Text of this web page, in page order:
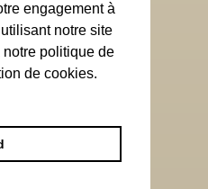
engagement à
notre site
politique de
de cookies.